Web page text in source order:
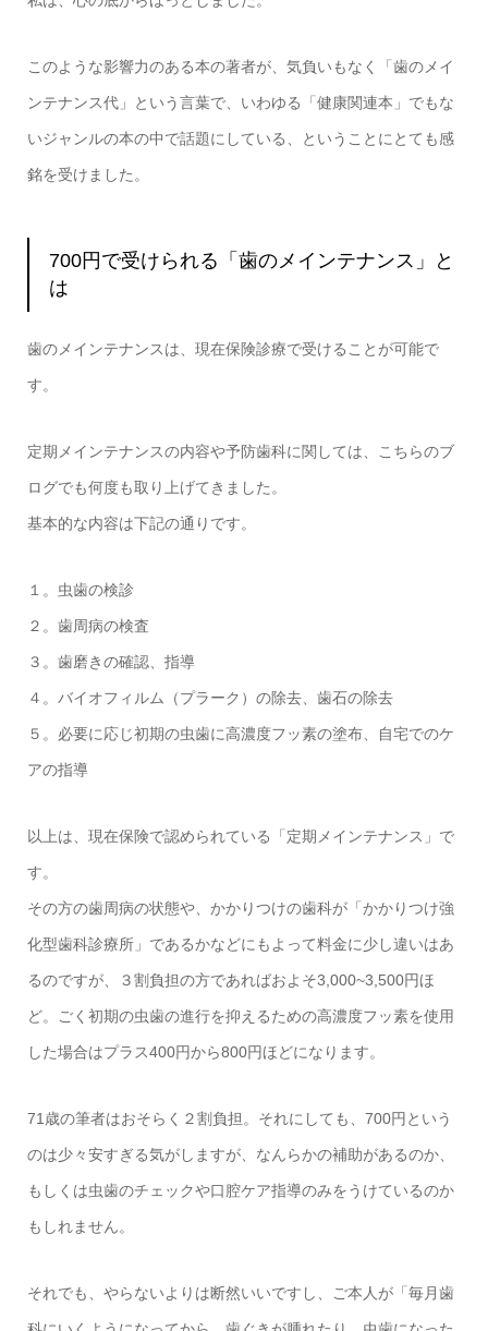
このような影響力のある本の著者が、気負いもなく「歯のメイ
ンテナンス代」という言葉で、いわゆる「健康関連本」でもな
いジャンルの本の中で話題にしている、ということにとても感
銘を受けました。
700円で受けられる「歯のメインテナンス」と
は
歯のメインテナンスは、現在保険診療で受けることが可能で
す。
定期メインテナンスの内容や予防歯科に関しては、こちらのブ
ログでも何度も取り上げてきました。
基本的な内容は下記の通りです。
１。虫歯の検診
２。歯周病の検査
３。歯磨きの確認、指導
４。バイオフィルム（プラーク）の除去、歯石の除去
５。必要に応じ初期の虫歯に高濃度フッ素の塗布、自宅でのケ
アの指導
以上は、現在保険で認められている「定期メインテナンス」で
す。
その方の歯周病の状態や、かかりつけの歯科が「かかりつけ強
化型歯科診療所」であるかなどにもよって料金に少し違いはあ
るのですが、３割負担の方であればおよそ3,000~3,500円ほ
ど。ごく初期の虫歯の進行を抑えるための高濃度フッ素を使用
した場合はプラス400円から800円ほどになります。
71歳の筆者はおそらく２割負担。それにしても、700円という
のは少々安すぎる気がしますが、なんらかの補助があるのか、
もしくは虫歯のチェックや口腔ケア指導のみをうけているのか
もしれません。
それでも、やらないよりは断然いいですし、ご本人が「毎月歯